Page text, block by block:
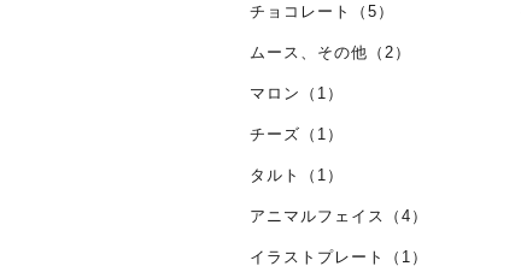
チョコレート（5）
ムース、その他（2）
マロン（1）
チーズ（1）
タルト（1）
アニマルフェイス（4）
イラストプレート（1）